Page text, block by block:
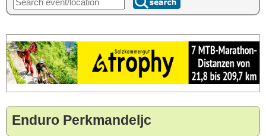
Enduro Perkmandeljc